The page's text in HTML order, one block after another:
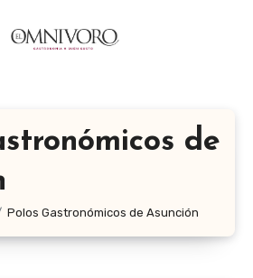
de
Polos Gastronómicos de Asunción